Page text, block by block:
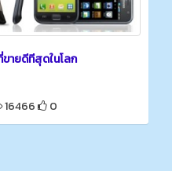
ายดีทีสุดในโลก
16466 0